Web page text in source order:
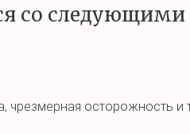
со следующими
чрезмерная осторожность и